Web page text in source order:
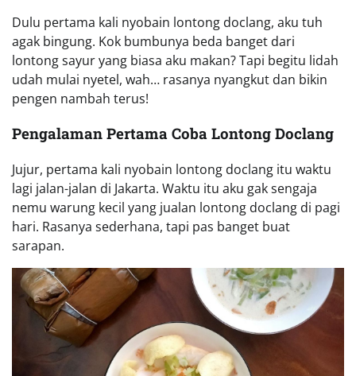
Dulu pertama kali nyobain lontong doclang, aku tuh
agak bingung. Kok bumbunya beda banget dari
lontong sayur yang biasa aku makan? Tapi begitu lidah
udah mulai nyetel, wah… rasanya nyangkut dan bikin
pengen nambah terus!
Pengalaman Pertama Coba Lontong Doclang
Jujur, pertama kali nyobain lontong doclang itu waktu
lagi jalan-jalan di Jakarta. Waktu itu aku gak sengaja
nemu warung kecil yang jualan lontong doclang di pagi
hari. Rasanya sederhana, tapi pas banget buat
sarapan.